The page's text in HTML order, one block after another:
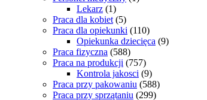
Lekarz (1)
Praca dla kobiet (5)
Praca dla opiekunki (110)
Opiekunka dziecięca (9)
Praca fizyczna (588)
Praca na produkcji (757)
Kontrola jakosci (9)
Praca przy pakowaniu (588)
Praca przy sprzątaniu (299)